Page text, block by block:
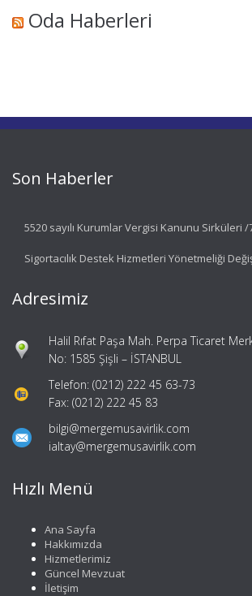
Oda Haberleri
Son Haberler
5520 sayılı Kurumlar Vergisi Kanunu Sirküleri /
Sigortacılık Destek Hizmetleri Yönetmeliği
Adresimiz
Halil Rıfat Paşa Mah. Perpa Ticaret
No: 1585 Şişli – İSTANBUL
Telefon: (0212) 222 45 63-73
Fax: (0212) 222 45 83
bilgi@mergemusavirlik.com
ialtay@mergemusavirlik.com
Hızlı Menü
Ana Sayfa
Hakkımızda
Hizmetlerimiz
Güncel Mevzuat
İletişim